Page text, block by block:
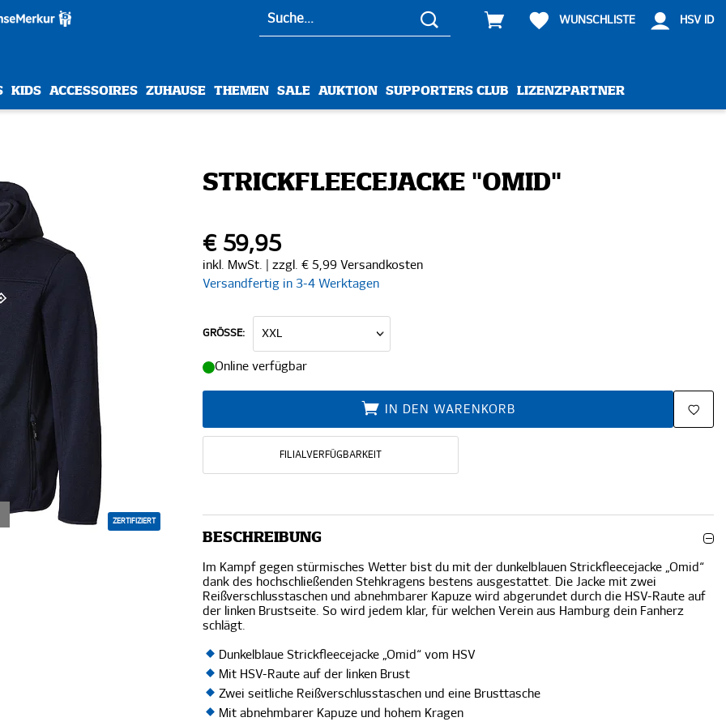
WUNSCHLISTE HSV ID
KIDS ACCESSOIRES ZUHAUSE THEMEN SALE AUKTION SUPPORTERS CLUB LIZENZPARTNER
ZERTIFIZIERT
STRICKFLEECEJACKE "OMID"
€ 59,95
inkl. MwSt. | zzgl. € 5,99 Versandkosten
Versandfertig in 3-4 Werktagen
GRÖSSE:
Online verfügbar
IN DEN WARENKORB
FILIALVERFÜGBARKEIT
BESCHREIBUNG
Im Kampf gegen stürmisches Wetter bist du mit der dunkelblauen Strickfleecejacke „Omid“
dank des hochschließenden Stehkragens bestens ausgestattet. Die Jacke mit zwei
Reißverschlusstaschen und abnehmbarer Kapuze wird abgerundet durch die HSV-Raute auf
der linken Brustseite. So wird jedem klar, für welchen Verein aus Hamburg dein Fanherz
schlägt.
Dunkelblaue Strickfleecejacke „Omid“ vom HSV
Mit HSV-Raute auf der linken Brust
Zwei seitliche Reißverschlusstaschen und eine Brusttasche
Mit abnehmbarer Kapuze und hohem Kragen